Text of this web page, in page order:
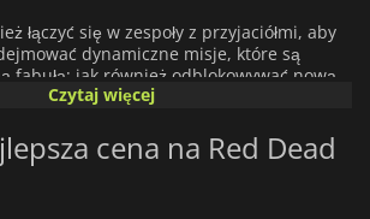
łączyć się w zespoły z przyjaciółmi, aby
dynamiczne misje, które są
fabułą; jak również odblokowywać nową
dwa tryby fabularne - Frontier Pursuits & A
różnych elementów ubioru, broni i
za pieniądze zarobione w grze.
Czytaj więcej
cena na Red Dead